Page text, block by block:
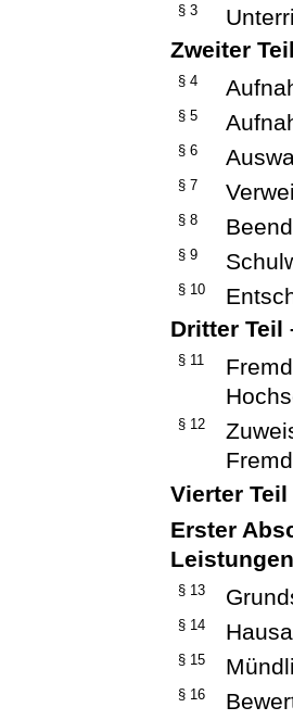
§ 3
Zweiter
§ 4
§ 5
§ 6
§ 7
§ 8
§ 9
§ 10
Dritter Teil
§ 11
§ 12
Vierter
Erster
Leistungen
§ 13
§ 14
§ 15
§ 16